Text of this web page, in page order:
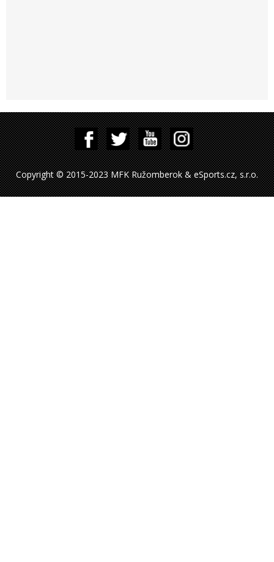
Copyright © 2015-2023 MFK Ružomberok & eSports.cz, s.r.o.